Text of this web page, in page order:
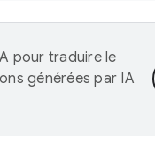
pour traduire le
générées par IA